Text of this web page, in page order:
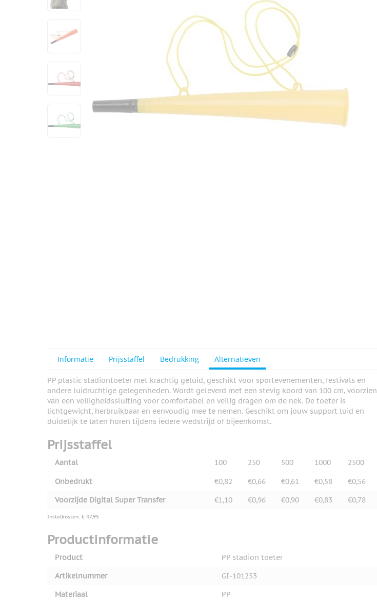
View larger image
View larger image
Informatie Prijsstaffel Bedrukking Alternatieven
PP plastic stadiontoeter met krachtig geluid, geschikt voor sportevenementen, festivals en
andere luidruchtige gelegenheden. Wordt geleverd met een stevig koord van 100 cm, voorzien
van een veiligheidssluiting voor comfortabel en veilig dragen om de nek. De toeter is
lichtgewicht, herbruikbaar en eenvoudig mee te nemen. Geschikt om jouw support luid en
duidelijk te laten horen tijdens iedere wedstrijd of bijeenkomst.
Prijsstaffel
Aantal 100 250 500 1000 2500
Onbedrukt €0,82 €0,66 €0,61 €0,58
€0,56
Voorzijde Digital Super Transfer
€1,10 €0,96 €0,90 €0,83 €0,78
Instelkosten: € 47,95
Productinformatie
Product
PP stadion toeter
Artikelnummer
GI-101253
Materiaal
PP